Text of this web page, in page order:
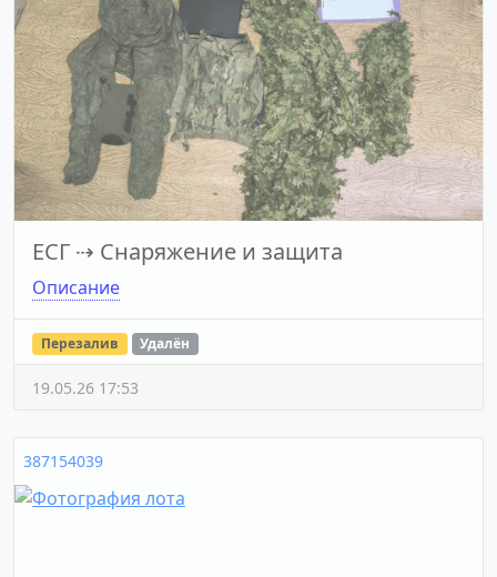
ЕСГ ⇢ Снаряжение и защита
Описание
Перезалив Удалён
19.05.26 17:53
387154039